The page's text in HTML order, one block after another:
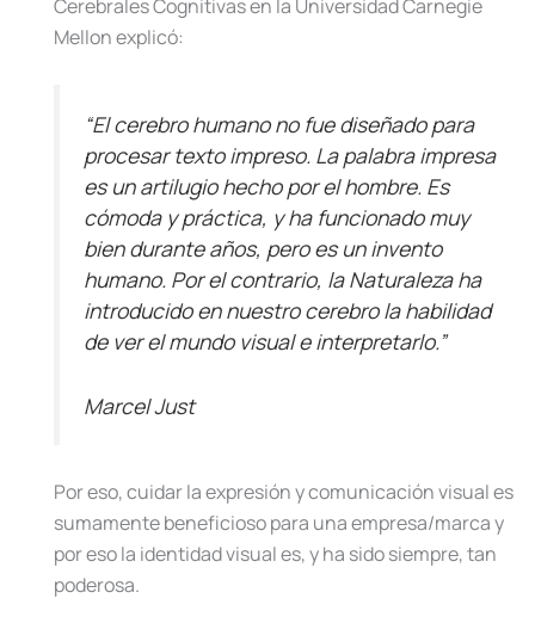
Cerebrales Cognitivas en la Universidad Carnegie
Mellon explicó:
“El cerebro humano no fue diseñado para
procesar texto impreso. La palabra impresa
es un artilugio hecho por el hombre. Es
cómoda y práctica, y ha funcionado muy
bien durante años, pero es un invento
humano. Por el contrario, la Naturaleza ha
introducido en nuestro cerebro la habilidad
de ver el mundo visual e interpretarlo.”
Marcel Just
Por eso, cuidar la expresión y comunicación visual es
sumamente beneficioso para una empresa/marca y
por eso la identidad visual es, y ha sido siempre, tan
poderosa.